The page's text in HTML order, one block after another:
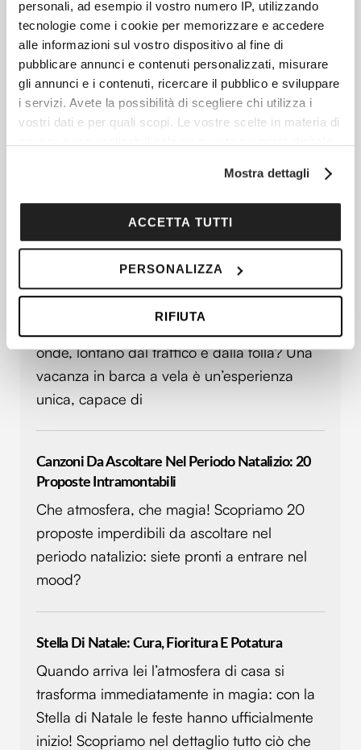
personali, ad esempio il vostro numero IP, utilizzando
tecnologie come i cookie per memorizzare e accedere
alle informazioni sul vostro dispositivo al fine di
pubblicare annunci e contenuti personalizzati, misurare
gli annunci e i contenuti, ricercare il pubblico e sviluppare
i servizi. Avete la possibilità di scegliere chi utilizza i
vostri dati e per quali scopi. Le vostre scelte in materia di
modificare o revocare il proprio consenso in qualsiasi
sull'icona di attivazione della privacy.
raccogliere informazioni sulla tua posizione
geografica, con un'approssimazione di qualche
Identificare il tuo dispositivo, scansionandolo
attivamente alla ricerca di caratteristiche specifiche
(impronte digitali).
Approfondisci come vengono elaborati i tuoi dati personali
dalla Dichiarazione sui cookie.
annunci, per fornire funzionalità dei social media e per
analizzare il nostro traffico. Condividiamo inoltre
informazioni sul modo in cui utilizzi il nostro sito con i
nostri partner che si occupano di analisi dei dati web,
con altre informazioni che hai fornito loro o che hanno
Mostra dettagli
ACCETTA TUTTI
PERSONALIZZA
RIFIUTA
Articoli più recenti
Star Wars: Visita I Luoghi Iconici In Tunisia Dove
Hanno Girato La Saga
Se ti piace l’idea di immergerti nei luoghi
iconici in Tunisia dove hanno girato la saga
Come Funziona Una Vacanza In Barca A Vela:
Cosa Sapere Prima Di Salpare
onde, lontano dal traffico e dalla folla? Una
vacanza in barca a vela è un’esperienza
unica, capace di
Canzoni Da Ascoltare Nel Periodo Natalizio: 20
Proposte Intramontabili
Che atmosfera, che magia! Scopriamo 20
proposte imperdibili da ascoltare nel
periodo natalizio: siete pronti a entrare nel
mood?
Stella Di Natale: Cura, Fioritura E Potatura
Quando arriva lei l’atmosfera di casa si
trasforma immediatamente in magia: con la
Stella di Natale le feste hanno ufficialmente
inizio! Scopriamo nel dettaglio tutto ciò che